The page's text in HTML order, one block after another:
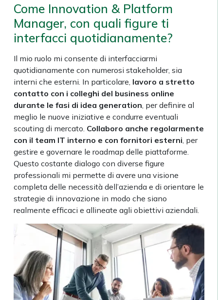
Come Innovation & Platform
Manager, con quali figure ti
interfacci quotidianamente?
Il mio ruolo mi consente di interfacciarmi
quotidianamente con numerosi stakeholder, sia
interni che esterni. In particolare, lavoro a stretto
contatto con i colleghi del business online
durante le fasi di idea generation , per definire al
meglio le nuove iniziative e condurre eventuali
scouting di mercato. Collaboro anche regolarmente
con il team IT interno e con fornitori esterni , per
gestire e governare le roadmap delle piattaforme.
Questo costante dialogo con diverse figure
professionali mi permette di avere una visione
completa delle necessità dell’azienda e di orientare le
strategie di innovazione in modo che siano
realmente efficaci e allineate agli obiettivi aziendali.